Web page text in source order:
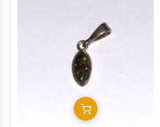
Добавить В Корзину